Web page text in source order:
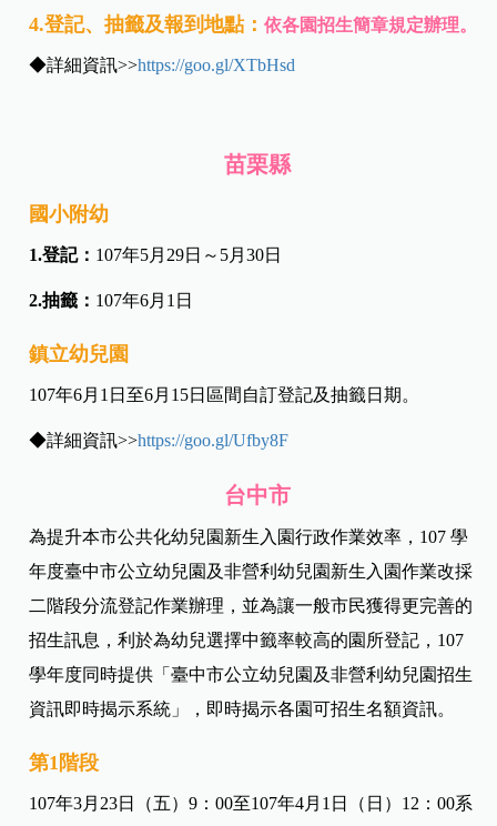
4.登記、抽籤及報到地點：依各園招生簡章規定辦理。
◆詳細資訊>>https://goo.gl/XTbHsd
苗栗縣
國小附幼
1.登記： 107年5月29日～5月30日
2.抽籤： 107年6月1日
鎮立幼兒園
107年6月1日至6月15日區間自訂登記及抽籤日期。
◆詳細資訊>>https://goo.gl/Ufby8F
台中市
為提升本市公共化幼兒園新生入園行政作業效率，107 學
年度臺中市公立幼兒園 及非營利幼兒園新生入園作業改採
二階段分流登記作業辦理，並為讓一般市民獲得更完善的
招生訊息，利於為幼兒選擇中籤率較高的園所登記，107
學年度同時提供「臺中市公立幼兒園及非營利幼兒園招生
資訊即時揭示系統」，即時揭示各園可招生名額資訊。
第1階段
107年3月23日（五）9：00至107年4月1日（日）12：00系